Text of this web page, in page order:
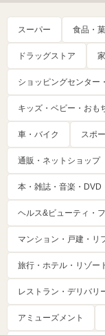
スーパー 食品・
ドラッグストア
ショッピングセンター
キッズ・ベビー・おも
車・バイク スポ
通販・ネットショップ
本・雑誌・音楽・DVD
ヘルス&ビューティ・
マンション・戸建・リ
旅行・ホテル・リゾー
レストラン・デリバリ
アミューズメント